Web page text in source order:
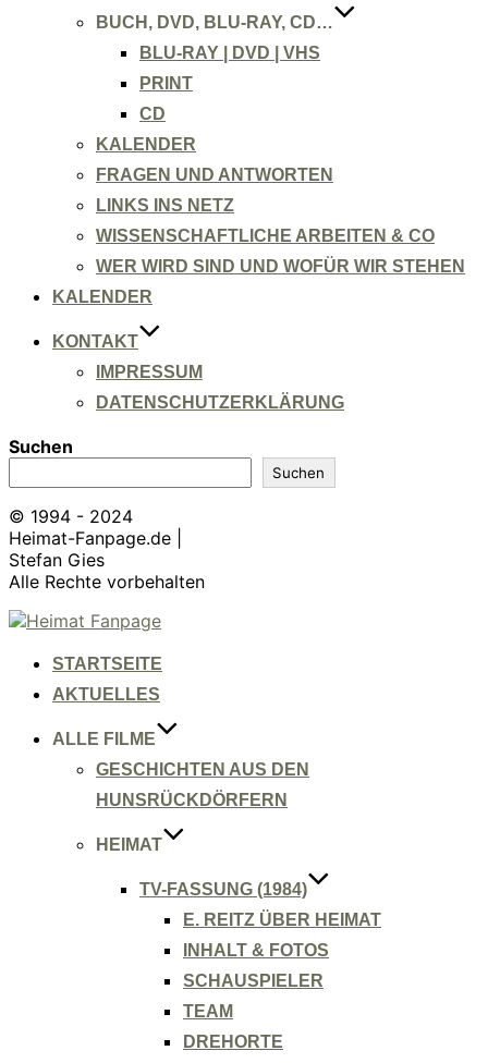
BUCH, DVD, BLU-RAY, CD…
BLU-RAY | DVD | VHS
PRINT
CD
KALENDER
FRAGEN UND ANTWORTEN
LINKS INS NETZ
WISSENSCHAFTLICHE ARBEITEN & CO
WER WIRD SIND UND WOFÜR WIR STEHEN
KALENDER
KONTAKT
IMPRESSUM
DATENSCHUTZERKLÄRUNG
Suchen
Suchen
© 1994 - 2024
Heimat-Fanpage.de |
Stefan Gies
Alle Rechte vorbehalten
Zum
springenSTARTSEITE
AKTUELLES
ALLE FILME
GESCHICHTEN AUS DEN
HUNSRÜCKDÖRFERN
HEIMAT
TV-FASSUNG (1984)
E. REITZ ÜBER HEIMAT
INHALT & FOTOS
SCHAUSPIELER
TEAM
DREHORTE